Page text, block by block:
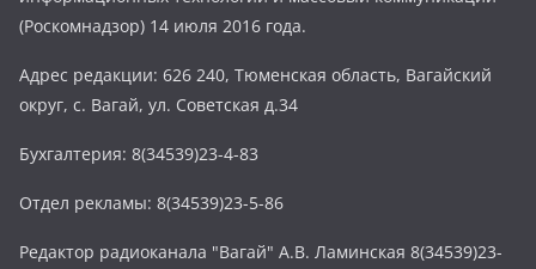
(Роскомнадзор) 14 июля 2016 года.
Адрес редакции: 626 240, Тюменская область, Вагайский
округ, с. Вагай, ул. Советская д.34
Бухгалтерия: 8(34539)23-4-83
Отдел рекламы: 8(34539)23-5-86
Редактор радиоканала "Вагай" А.В. Ламинская 8(34539)23-